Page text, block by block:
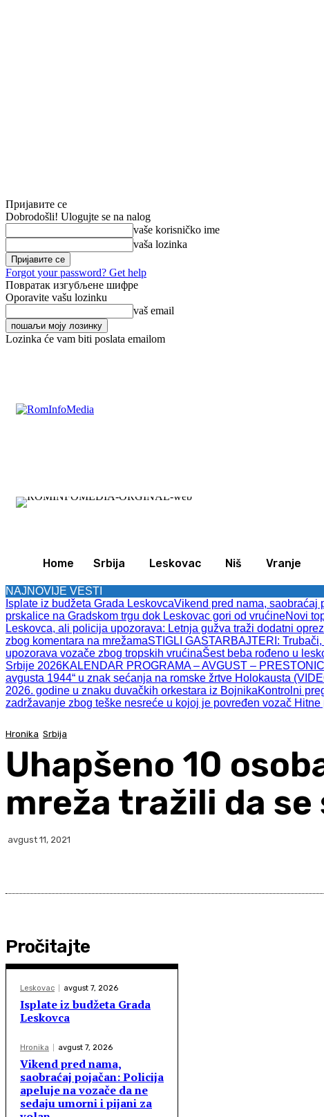
Пријавите се
Dobrodošli! Ulogujte se na nalog
vaše korisničko ime
vaša lozinka
Forgot your password? Get help
Повратак изгубљене шифре
Oporavite vašu lozinku
vaš email
Lozinka će vam biti poslata emailom
Home Srbija Leskovac Niš Vranje
NAJNOVIJE VESTI
Isplate iz budžeta Grada LeskovcaVikend pred nama, saobraćaj
prskalice na Gradskom trgu dok Leskovac gori od vrućineNovi
Leskovca, ali policija upozorava: Letnja gužva traži dodatni oprez
zbog komentara na mrežamaSTIGLI GASTARBAJTERI:
upozorava vozače zbog tropskih vrućinaŠest beba rođeno u
Srbije 2026KALENDAR PROGRAMA – AVGUST –
avgusta 1944“ u znak sećanja na romske žrtve Holokausta
2026. godine u znaku duvačkih orkestara iz BojnikaKontrolni
zadržavanje zbog teške nesreće u kojoj je povređen vozač Hitne
Hronika Srbija
Uhapšeno 10
mreža tražili da se
avgust 11, 2021
Pročitajte
Leskovac avgust 7, 2026
Isplate iz budžeta Grada
Leskovca
Hronika avgust 7, 2026
Vikend pred nama,
saobraćaj pojačan: Policija
apeluje na vozače da ne
sedaju umorni i pijani za